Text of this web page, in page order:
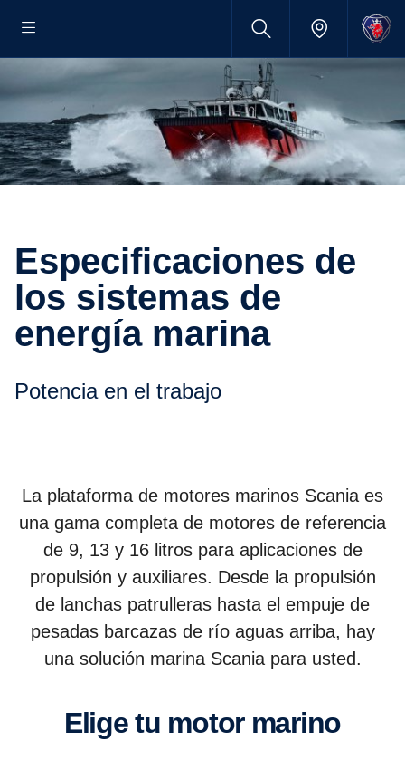
Especi­fi­ca­ciones de
los sistemas de
energía marina
Potencia en el trabajo
La plataforma de motores marinos Scania es
una gama completa de motores de referencia
de 9, 13 y 16 litros para aplicaciones de
propulsión y auxiliares. Desde la propulsión
de lanchas patrulleras hasta el empuje de
pesadas barcazas de río aguas arriba, hay
una solución marina Scania para usted.
Elige tu motor marino